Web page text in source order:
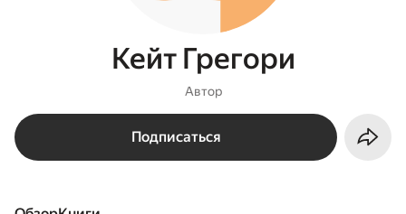
Кейт Грегори
Автор
Подписаться